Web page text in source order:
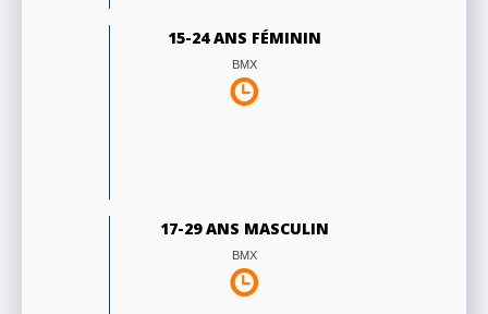
15-24 ANS FÉMININ
BMX
17-29 ANS MASCULIN
BMX